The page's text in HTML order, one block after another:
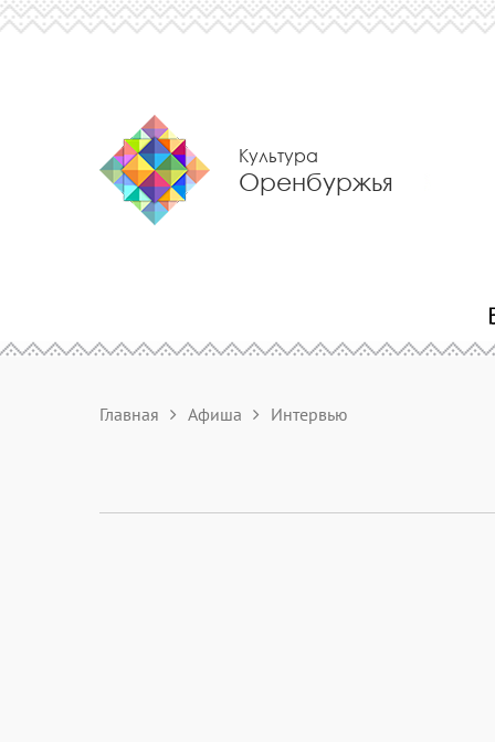
Культура
Оренбуржья
Главная Афиша Интервью